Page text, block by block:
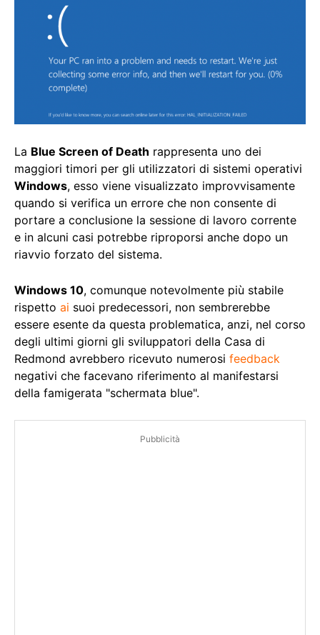
La Blue Screen of Death rappresenta uno dei
maggiori timori per gli utilizzatori di sistemi operativi
Windows, esso viene visualizzato improvvisamente
quando si verifica un errore che non consente di
portare a conclusione la sessione di lavoro corrente
e in alcuni casi potrebbe riproporsi anche dopo un
riavvio forzato del sistema.
Windows 10, comunque notevolmente più stabile
rispetto ai suoi predecessori, non sembrerebbe
essere esente da questa problematica, anzi, nel corso
degli ultimi giorni gli sviluppatori della Casa di
Redmond avrebbero ricevuto numerosi feedback
negativi che facevano riferimento al manifestarsi
della famigerata "schermata blue".
Pubblicità